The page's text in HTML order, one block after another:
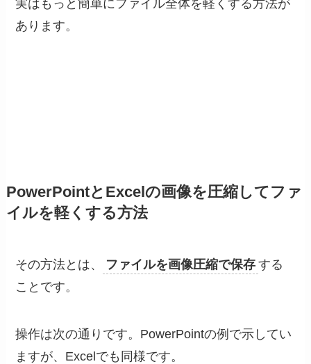
実はもっと簡単にファイル全体を軽くする方法が
あります。
PowerPointとExcelの画像を圧縮してファ
イルを軽くする方法
その方法とは、 ファイルを画像圧縮で保存 する
ことです。
操作は次の通りです。PowerPointの例で示してい
ますが、Excelでも同様です。